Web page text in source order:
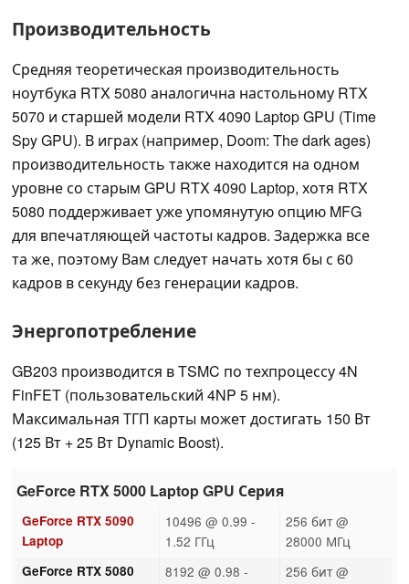
Производительность
Средняя теоретическая производительность
ноутбука RTX 5080 аналогична настольному RTX
5070 и старшей модели RTX 4090 Laptop GPU (Time
Spy GPU). В играх (например, Doom: The dark ages)
производительность также находится на одном
уровне со старым GPU RTX 4090 Laptop, хотя RTX
5080 поддерживает уже упомянутую опцию MFG
для впечатляющей частоты кадров. Задержка все
та же, поэтому Вам следует начать хотя бы с 60
кадров в секунду без генерации кадров.
Энергопотребление
GB203 производится в TSMC по техпроцессу 4N
FinFET (пользовательский 4NP 5 нм).
Максимальная ТГП карты может достигать 150 Вт
(125 Вт + 25 Вт Dynamic Boost).
GeForce RTX 5000 Laptop GPU Серия
GeForce RTX 5090
Laptop
10496 @ 0.99 -
1.52 ГГц
256 бит @
28000 МГц
GeForce RTX 5080
8192 @ 0.98 -
256 бит @